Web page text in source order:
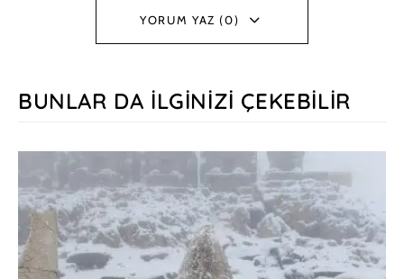
YORUM YAZ (0)
BUNLAR DA İLGINIZI ÇEKEBILIR